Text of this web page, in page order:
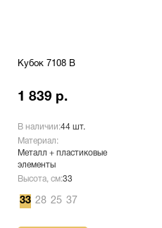
Кубок 7108 B
1 839 р.
В наличии:44 шт.
Материал:
Металл + пластиковые
элементы
Высота, см:33
33 28 25 37